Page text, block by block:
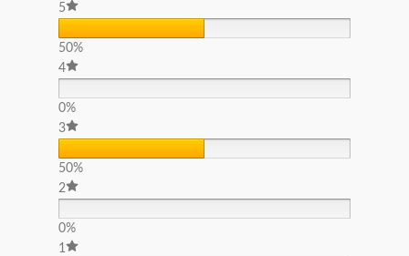
5
50%
4
0%
3
50%
2
0%
1